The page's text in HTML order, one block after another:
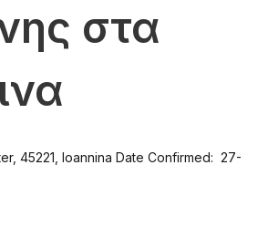
στα
45221, Ioannina Date Confirmed: 27-